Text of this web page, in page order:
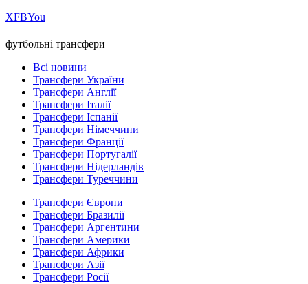
ХFBYou
футбольні трансфери
Всі новини
Трансфери України
Трансфери Англії
Трансфери Італії
Трансфери Іспанії
Трансфери Німеччини
Трансфери Франції
Трансфери Португалії
Трансфери Нідерландів
Трансфери Туреччини
Трансфери Європи
Трансфери Бразилії
Трансфери Аргентини
Трансфери Америки
Трансфери Африки
Трансфери Азії
Трансфери Росії